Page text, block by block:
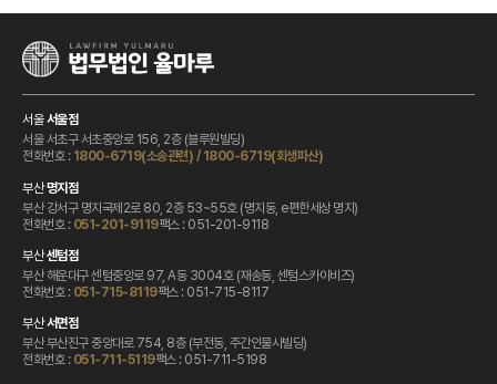
서울서울점
서울 서초구 서초중앙로 156, 2층 (블루원빌딩)
전화번호 : 1800-6719(소송관련) / 1800-6719(회생파산)
부산명지점
부산 강서구 명지국제2로 80, 2층 53~55호 (명지동, e편한세상 명지)
전화번호 : 051-201-9119팩스 : 051-201-9118
부산센텀점
부산 해운대구 센텀중앙로 97, A동 3004호 (재송동, 센텀스카이비즈)
전화번호 : 051-715-8119팩스 : 051-715-8117
부산서면점
부산 부산진구 중앙대로 754, 8층 (부전동, 주간인물사빌딩)
전화번호 : 051-711-5119팩스 : 051-711-5198